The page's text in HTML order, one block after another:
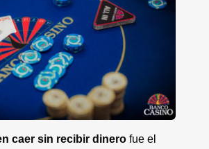
caer sin recibir dinero fue el